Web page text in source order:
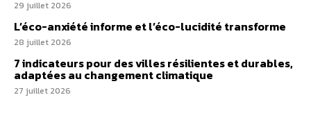
29 juillet 2026
L’éco-anxiété informe et l’éco-lucidité transforme
28 juillet 2026
7 indicateurs pour des villes résilientes et durables,
adaptées au changement climatique
27 juillet 2026